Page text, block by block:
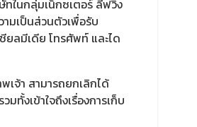
ในกลุ่มเน็กซเตอร์ ลีฟวิ่ง
มเป็นส่วนตัวเพื่อรับ
ยลมีเดีย โทรศัพท์ และได
เจ้า สามารถยกเลิกได้
มทั้งเข้าใจถึงเรื่องการเก็บ